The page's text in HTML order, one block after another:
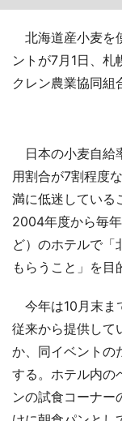
北海道産小麦を
ントが7月1日、
クレン農業協同組
日本の小麦自給
用割合が7割程度
満に低迷している
2004年度から毎
ど）のホテルで「
もらうこと」を目
今年は10月末ま
従来から提供して
か、同イベントの
する。ホテル内の
ンの試食コーナー